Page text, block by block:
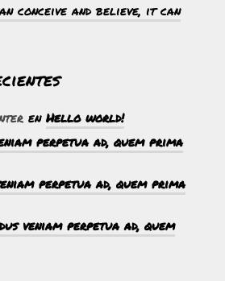
conceive and believe, it can
en Hello world!
perpetua ad, quem prima
perpetua ad, quem prima
veniam perpetua ad, quem